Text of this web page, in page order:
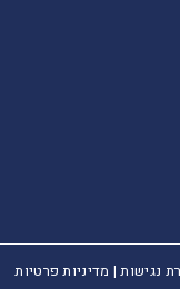
נגישות| מדיניות פרטיות